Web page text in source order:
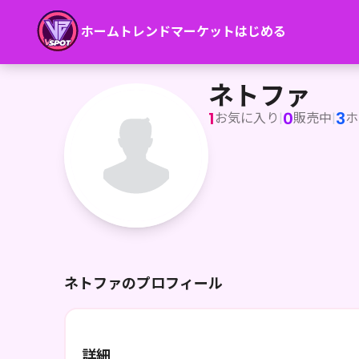
ホーム トレンドマーケットはじめる
ネトファ
ネトファ
1お気に入り |0販売中|3
ネトファのプロフィール